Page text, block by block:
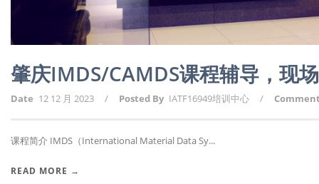
肇庆IMDS/CAMDS课程辅导，现
Date 12 12 月 2023 / Posted By IATF16949培训中心 /
课程简介 IMDS（International Material Data Sy...
READ MORE →